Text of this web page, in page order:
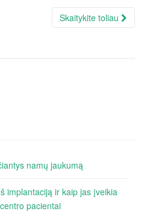
Skaitykite toliau
namų jaukumą
implantaciją ir kaip jas įveikia
pacientai